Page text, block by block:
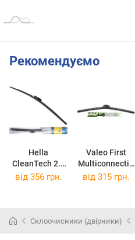
Рекомендуємо
Hella
CleanTech 2.0
CT38
Valeo First
Multiconnectio
n FM38
від 356 грн. від 315 грн.
Склоочисники (двірники)